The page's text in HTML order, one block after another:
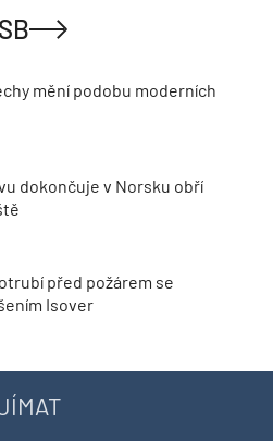
mění podobu moderních
dokončuje v Norsku obří
před požárem se
Isover